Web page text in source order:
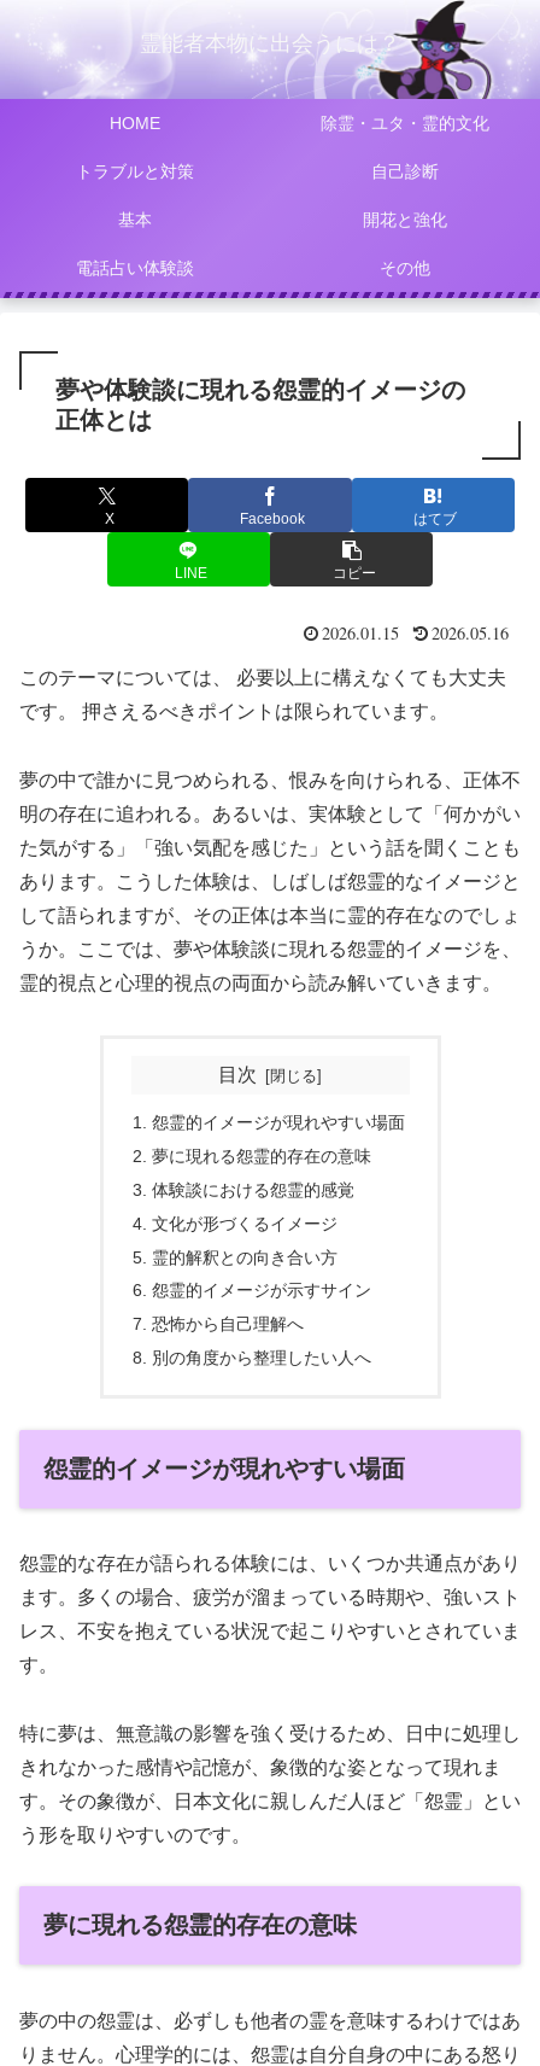
霊能者本物に出会うには？
HOME 除霊・ユタ・霊的文化
トラブルと対策 自己診断
基本 開花と強化
電話占い体験談 その他
夢や体験談に現れる怨霊的イメージの
正体とは
X Facebook はてブ
LINE コピー
2026.01.15 2026.05.16
このテーマについては、 必要以上に構えなくても大丈夫
です。 押さえるべきポイントは限られています。
夢の中で誰かに見つめられる、恨みを向けられる、正体不
明の存在に追われる。あるいは、実体験として「何かがい
た気がする」「強い気配を感じた」という話を聞くことも
あります。こうした体験は、しばしば怨霊的なイメージと
して語られますが、その正体は本当に霊的存在なのでしょ
うか。ここでは、夢や体験談に現れる怨霊的イメージを、
霊的視点と心理的視点の両面から読み解いていきます。
目次
怨霊的イメージが現れやすい場面
夢に現れる怨霊的存在の意味
体験談における怨霊的感覚
文化が形づくるイメージ
霊的解釈との向き合い方
怨霊的イメージが示すサイン
恐怖から自己理解へ
別の角度から整理したい人へ
怨霊的イメージが現れやすい場面
怨霊的な存在が語られる体験には、いくつか共通点があり
ます。多くの場合、疲労が溜まっている時期や、強いスト
レス、不安を抱えている状況で起こりやすいとされていま
す。
特に夢は、無意識の影響を強く受けるため、日中に処理し
きれなかった感情や記憶が、象徴的な姿となって現れま
す。その象徴が、日本文化に親しんだ人ほど「怨霊」とい
う形を取りやすいのです。
夢に現れる怨霊的存在の意味
夢の中の怨霊は、必ずしも他者の霊を意味するわけではあ
りません。心理学的には、怨霊は自分自身の中にある怒り